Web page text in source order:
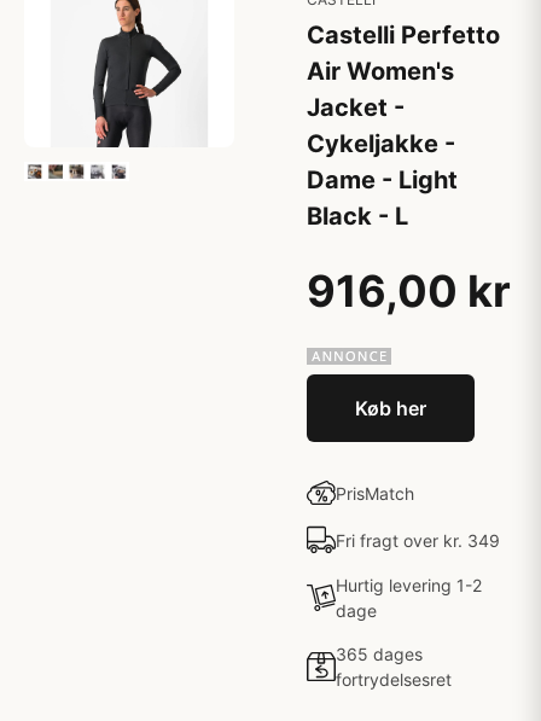
Castelli Perfetto
Air Women's
Jacket -
Cykeljakke -
Dame - Light
Black - L
916,00 kr
Køb her
PrisMatch
Fri fragt over kr. 349
Hurtig levering 1-2
dage
365 dages
fortrydelsesret